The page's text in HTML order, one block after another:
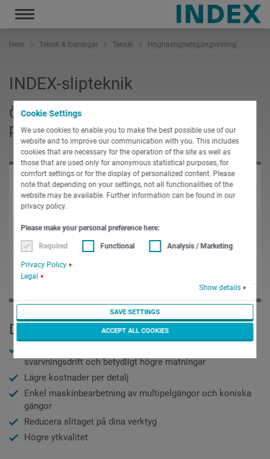
Cookie Settings
We use cookies to enable you to make the best possible use of our
website and to improve our communication with you. This includes
cookies that are necessary for the operation of the site as well as
those that are used only for anonymous statistical purposes, for
comfort settings or for the display of personalized content. Please
note that depending on your settings, not all functionalities of the
website may be available. Further information can be found in our
privacy policy.
Please make your personal preference here:
Required Functional Analysis / Marketing
Privacy Policy
Legal
Show details
SAVE SETTINGS
ACCEPT ALL COOKIES
Toggle
navigation
Hem Teknik & lösningar Teknik Höghastighetsgängvirvling
INDEX-slipteknik
Öka din produktivitet med
processintegrering.
WE NEED YOUR CONSENT!
This content is provided by Youtube.
If you activate the content, personal data may be
processed and cookies set.
Dina fördelar
svarvningsdrift och betydligt högre matningar
Lägre kostnader per detalj
Enkel maskinbearbetning av multipelgängor och koniska
gängor
Reducera slitaget på dina verktyg
Högre ytkvalitet